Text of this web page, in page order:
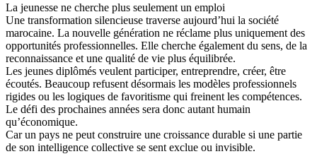
La jeunesse ne cherche plus seulement un emploi
Une transformation silencieuse traverse aujourd’hui la société
marocaine. La nouvelle génération ne réclame plus uniquement des
opportunités professionnelles. Elle cherche également du sens, de la
reconnaissance et une qualité de vie plus équilibrée.
Les jeunes diplômés veulent participer, entreprendre, créer, être
écoutés. Beaucoup refusent désormais les modèles professionnels
rigides ou les logiques de favoritisme qui freinent les compétences.
Le défi des prochaines années sera donc autant humain
qu’économique.
Car un pays ne peut construire une croissance durable si une partie
de son intelligence collective se sent exclue ou invisible.